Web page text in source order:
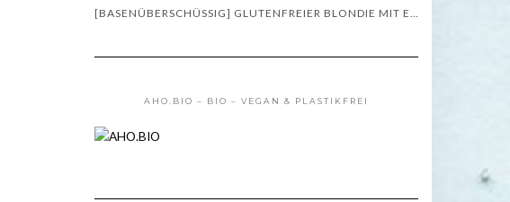
AHO.BIO – BIO – VEGAN & PLASTIKFREI